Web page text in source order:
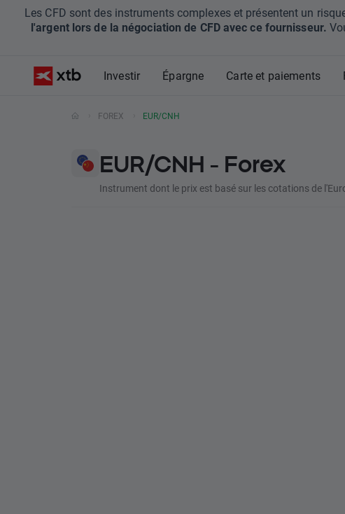
Les CFD sont des instruments complexes et présentent un
l'argent lors de la négociation de CFD avec ce fournisseur.
Investir Épargne Carte et paiements
FOREX EUR/CNH
EUR/CNH - Forex
Instrument dont le prix est basé sur les cotations de